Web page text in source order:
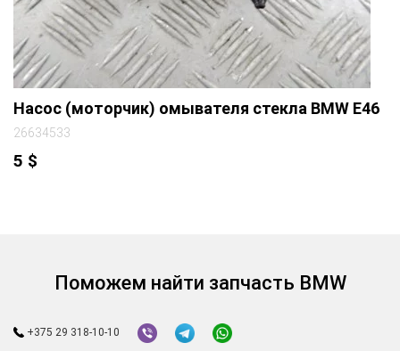
Насос (моторчик) омывателя стекла BMW E46
26634533
5 $
Поможем найти запчасть BMW
+375 29 318-10-10